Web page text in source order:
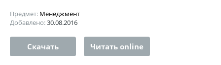
Предмет: Менеджмент
Добавлено:30.08.2016
Скачать Читать online